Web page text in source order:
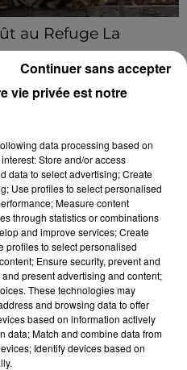
au Refuge La
jusqu'à 22h00 les
vie privée est notre
data processing based on
Store and/or access
data to select advertising; Create
Use profiles to select personalised
Measure content
through statistics or combinations
and improve services; Create
profiles to select personalised
Ensure security, prevent and
present advertising and content;
These technologies may
and browsing data to offer
based on information actively
data; Match and combine data from
Identify devices based on
Continuer sans accepter